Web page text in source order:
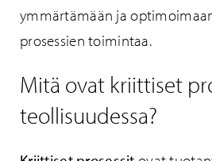
ymmärtämään ja
prosessien toimintaa.
Mitä ovat kriittiset
teollisuudessa?